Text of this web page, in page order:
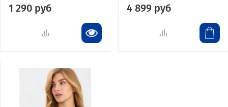
1 290 руб 4 899 руб